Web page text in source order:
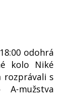
odohrá
kolo Niké
rozprávali s
mužstva